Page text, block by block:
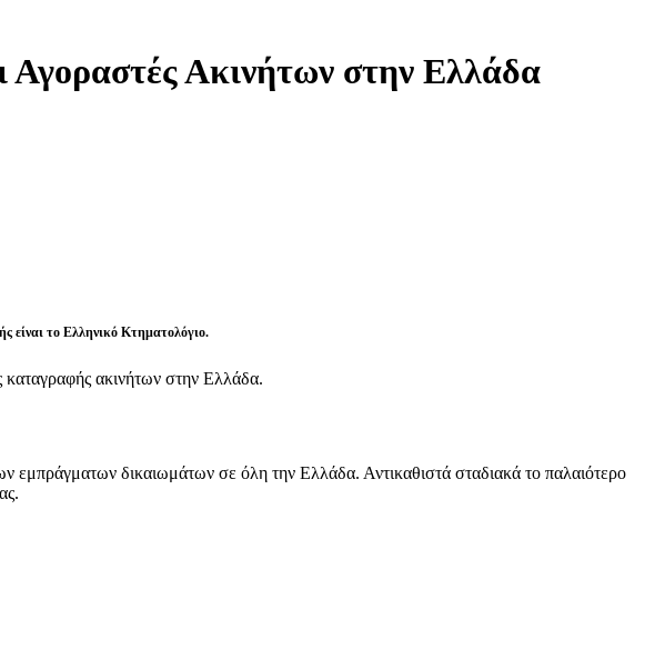
Αγοραστές Ακινήτων στην Ελλάδα
είναι το Ελληνικό Κτηματολόγιο.
καταγραφής ακινήτων στην Ελλάδα.
εμπράγματων δικαιωμάτων σε όλη την Ελλάδα. Αντικαθιστά σταδιακά το παλαιότερο